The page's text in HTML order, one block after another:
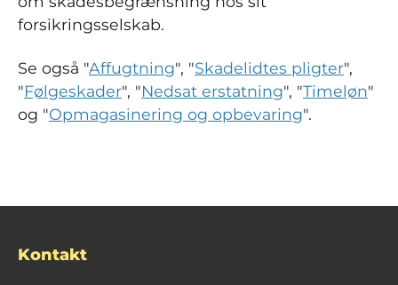
forsikringsselskab.
Se også "Affugtning", "Skadelidtes pligter",
"Følgeskader", "Nedsat erstatning", "Timeløn"
og "Opmagasinering og opbevaring".
Kontakt